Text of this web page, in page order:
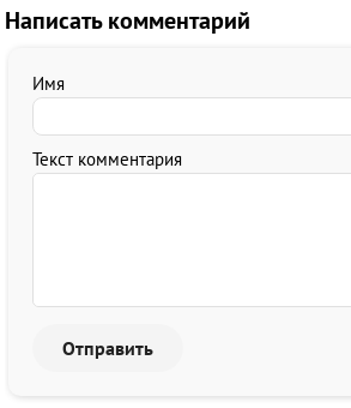
Написать комментарий
Имя
Текст комментария